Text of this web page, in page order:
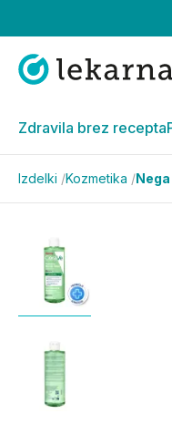
Zdravila brez recepta
Izdelki /Kozmetika /